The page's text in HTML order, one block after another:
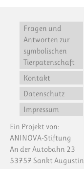
Fragen und
Antworten zur
symbolischen
Tierpatenschaft
Kontakt
Datenschutz
Impressum
Ein Projekt von:
ANINOVA-Stiftung
An der Autobahn 23
53757 Sankt Augustin